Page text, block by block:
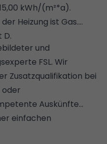
kWh/(m²*a).
Heizung ist Gas.
D.
und
FSL. Wir
Zusatzqualifikation bei
oder
Auskünfte
einfachen
bis zur Erstellung